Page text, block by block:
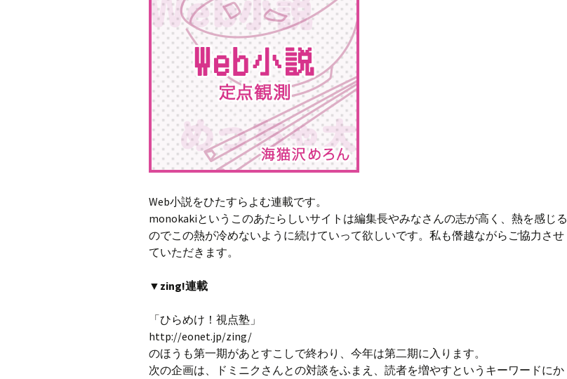
Web小説をひたすらよむ連載です。
monokakiというこのあたらしいサイトは編集長やみなさんの志が高く、熱を感じる
のでこの熱が冷めないように続けていって欲しいです。私も僭越ながらご協力させ
ていただきます。
▼zing!連載
「ひらめけ！視点塾」
http://eonet.jp/zing/
のほうも第一期があとすこしで終わり、今年は第二期に入ります。
次の企画は、ドミニクさんとの対談をふまえ、読者を増やすというキーワードにか